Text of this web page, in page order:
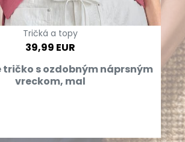
Tričká a topy
39,99 EUR
tričko s ozdobným náprsným
vreckom, mal